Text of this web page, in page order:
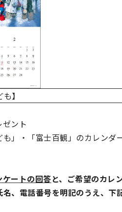
】
ント
も」・「富士百観」のカレン
ケートの回答と、ご希望のカレ
、電話番号を明記のうえ、下